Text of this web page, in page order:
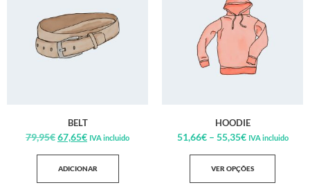
BELT
79,95€67,65€ IVA incluido
ADICIONAR
HOODIE
51,66€ – 55,35€ IVA incluido
VER OPÇÕES